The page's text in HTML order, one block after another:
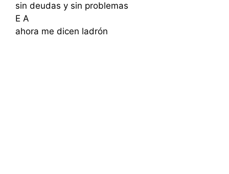
sin deudas y sin problemas
E A
ahora me dicen ladrón